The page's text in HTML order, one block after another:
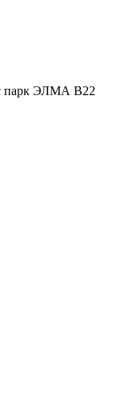
парк ЭЛМА В22